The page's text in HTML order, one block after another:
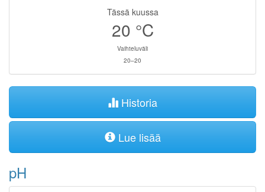
Tässä kuussa
20 °C
Vaihteluväli
20–20
Historia
Lue lisää
pH